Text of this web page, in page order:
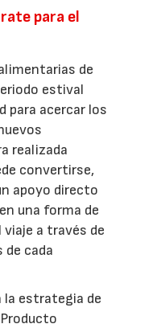
para el
de
estival
para acercar los
realizada
convertirse,
apoyo directo
una forma de
viaje a través de
cada
la estrategia de